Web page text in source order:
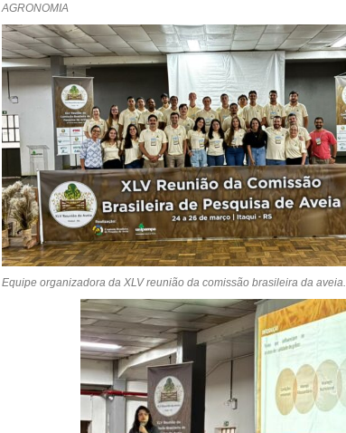
AGRONOMIA
Equipe organizadora da XLV reunião da comissão brasileira da aveia.